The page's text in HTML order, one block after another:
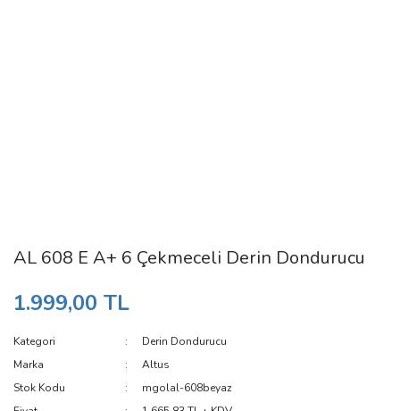
AL 608 E A+ 6 Çekmeceli Derin Dondurucu
1.999,00 TL
Kategori
Derin Dondurucu
Marka
Altus
Stok Kodu
mgolal-608beyaz